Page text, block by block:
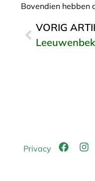
Bovendien hebben
VORIG
Privacy